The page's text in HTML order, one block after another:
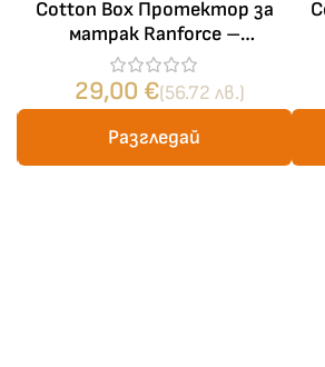
Cotton Box Протектор за
матрак Ranforce –
Непромокаем капитониран –
120×200+30 см
29,00 €(56.72 лв.)
Разгледай